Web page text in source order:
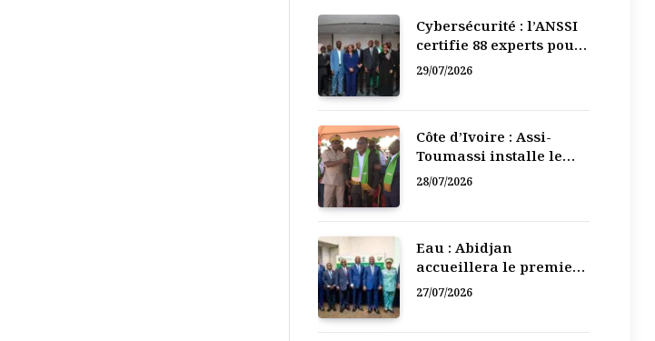
Cybersécurité : l’ANSSI
certifie 88 experts pour
renforcer la défense
29/07/2026
Côte d’Ivoire : Assi-
Toumassi installe le
bureau exécutif de sa
28/07/2026
Eau : Abidjan
accueillera le premier
Forum régional de
27/07/2026